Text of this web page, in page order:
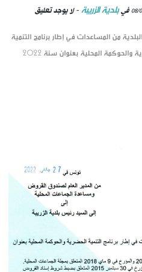
08/ فيبلدية الزريبة- لا يوجد تعليق
من المساعدات في إطار برنامج التنمية
والحوكمة المحلية بعنوان سنة 2022